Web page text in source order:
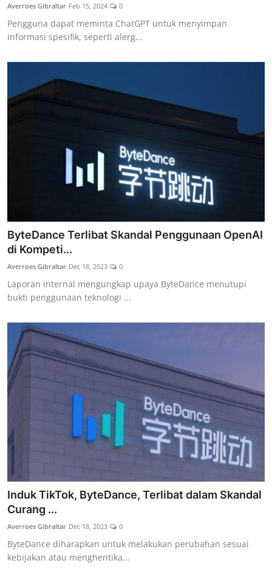
Averroes Gibraltar Feb 15, 2024 0
Pengguna dapat meminta ChatGPT untuk menyimpan
informasi spesifik, seperti alerg...
ByteDance Terlibat Skandal Penggunaan OpenAI
di Kompeti...
Averroes Gibraltar Dec 18, 2023 0
Laporan internal mengungkap upaya ByteDance menutupi
bukti penggunaan teknologi ...
Induk TikTok, ByteDance, Terlibat dalam Skandal
Curang ...
Averroes Gibraltar Dec 18, 2023 0
ByteDance diharapkan untuk melakukan perubahan sesuai
kebijakan atau menghentika...